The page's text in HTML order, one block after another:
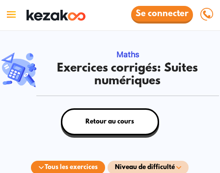
Se connecter
Maths
Exercices corrigés: Suites
numériques
Tous les exercices Niveau de difficulté
Retour au cours